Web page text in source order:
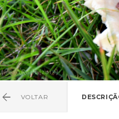
Descarregar a app
VOLTAR